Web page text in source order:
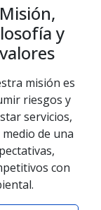
Misión,
y
valores
misión es
riesgos y
servicios,
de una
con